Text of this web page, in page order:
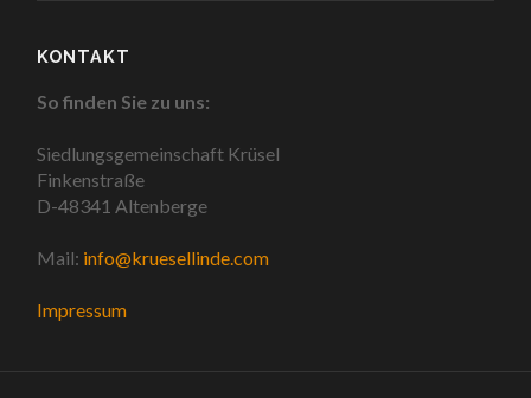
KONTAKT
So finden Sie zu uns:
Siedlungsgemeinschaft Krüsel
Finkenstraße
D-48341 Altenberge
Mail: info@kruesellinde.com
Impressum